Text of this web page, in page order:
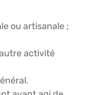
ou artisanale ;
activité